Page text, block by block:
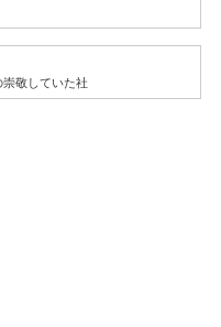
敬していた社